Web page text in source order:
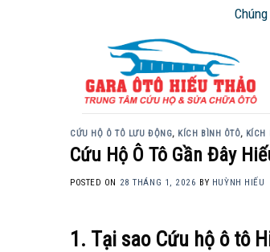
Chúng tôi chuyên
CỨU HỘ Ô TÔ LƯU ĐỘNG, KÍCH BÌNH ÔTÔ, KÍCH
Cứu Hộ Ô Tô Gần Đây
POSTED ON 28 THÁNG 1, 2026 BY HUỲNH HIẾU
1. Tại sao Cứu hộ ô tô